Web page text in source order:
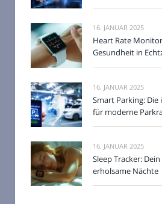
16. JANUAR 2025
Heart Rate
Gesundheit in
16. JANUAR 2025
Smart Parking:
für moderne
16. JANUAR 2025
Sleep Tracker:
erholsame Nächte